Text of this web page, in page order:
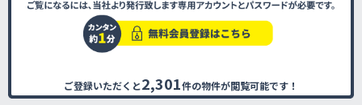
ご登録いただくと2,301件の物件が閲覧可能です！